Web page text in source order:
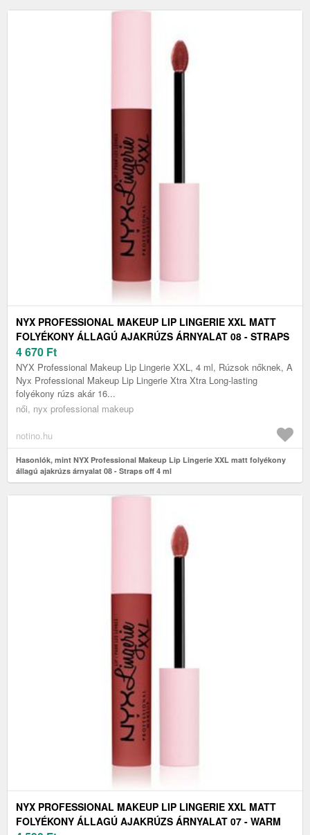
NYX PROFESSIONAL MAKEUP LIP LINGERIE XXL MATT
FOLYÉKONY ÁLLAGÚ AJAKRÚZS ÁRNYALAT 08 - STRAPS
OFF 4 ML
4 670 Ft
NYX Professional Makeup Lip Lingerie XXL, 4 ml, Rúzsok nőknek, A
Nyx Professional Makeup Lip Lingerie Xtra Xtra Long-lasting
folyékony rúzs akár 16...
női, nyx professional makeup
notino.hu
Hasonlók, mint NYX Professional Makeup Lip Lingerie XXL matt folyékony
állagú ajakrúzs árnyalat 08 - Straps off 4 ml
NYX PROFESSIONAL MAKEUP LIP LINGERIE XXL MATT
FOLYÉKONY ÁLLAGÚ AJAKRÚZS ÁRNYALAT 07 - WARM